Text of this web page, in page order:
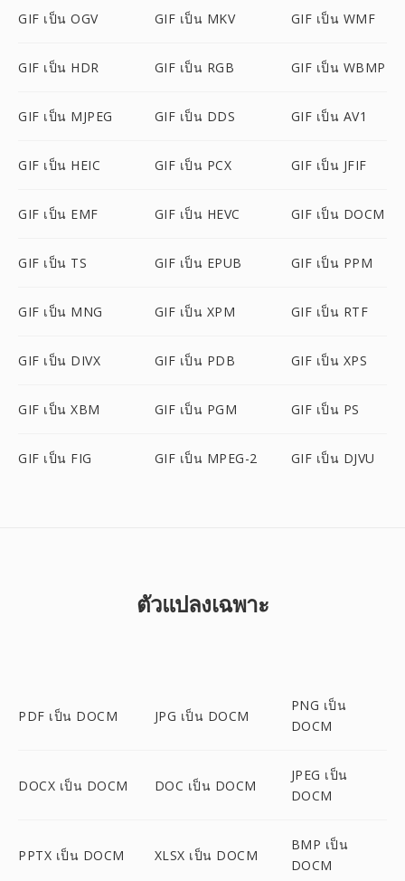
GIF เป็น OGV GIF เป็น MKV GIF เป็น WMF
GIF เป็น HDR GIF เป็น RGB GIF เป็น WBMP
GIF เป็น MJPEG GIF เป็น DDS GIF เป็น AV1
GIF เป็น HEIC GIF เป็น PCX GIF เป็น JFIF
GIF เป็น EMF GIF เป็น HEVC GIF เป็น DOCM
GIF เป็น TS GIF เป็น EPUB GIF เป็น PPM
GIF เป็น MNG GIF เป็น XPM GIF เป็น RTF
GIF เป็น DIVX GIF เป็น PDB GIF เป็น XPS
GIF เป็น XBM GIF เป็น PGM GIF เป็น PS
GIF เป็น FIG GIF เป็น MPEG-2 GIF เป็น DJVU
ตัวแปลงเฉพาะ
PDF เป็น DOCM JPG เป็น DOCM
PNG เป็น
DOCM
DOCX เป็น DOCM DOC เป็น DOCM
JPEG เป็น
DOCM
PPTX เป็น DOCM XLSX เป็น DOCM
BMP เป็น
DOCM